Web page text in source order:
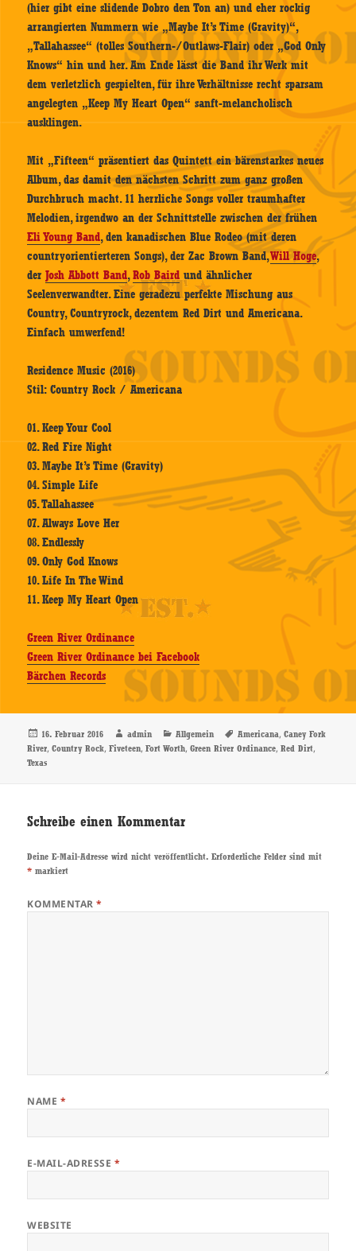
(hier gibt eine slidende Dobro den Ton an) und eher rockig
arrangierten Nummern wie „Maybe It’s Time (Gravity)“,
„Tallahassee“ (tolles Southern-/Outlaws-Flair) oder „God Only
Knows“ hin und her. Am Ende lässt die Band ihr Werk mit
dem verletzlich gespielten, für ihre Verhältnisse recht sparsam
angelegten „Keep My Heart Open“ sanft-melancholisch
ausklingen.
Mit „Fifteen“ präsentiert das Quintett ein bärenstarkes neues
Album, das damit den nächsten Schritt zum ganz großen
Durchbruch macht. 11 herrliche Songs voller traumhafter
Melodien, irgendwo an der Schnittstelle zwischen der frühen
Eli Young Band, den kanadischen Blue Rodeo (mit deren
countryorientierteren Songs), der Zac Brown Band,Will Hoge,
derJosh Abbott Band,Rob Baird und ähnlicher
Seelenverwandter. Eine geradezu perfekte Mischung aus
Country, Countryrock, dezentem Red Dirt und Americana.
Einfach umwerfend!
Residence Music (2016)
Stil: Country Rock / Americana
01. Keep Your Cool
02. Red Fire Night
03. Maybe It’s Time (Gravity)
04. Simple Life
05. Tallahassee
07. Always Love Her
08. Endlessly
09. Only God Knows
10. Life In The Wind
11. Keep My Heart Open
Green River Ordinance
Green River Ordinance bei Facebook
Bärchen Records
Veröffentlicht
am
16. Februar 2016 Autor
admin Kategorien
Allgemein Schlagwörter
Americana,Caney Fork
River,Country Rock,Fiveteen,Fort Worth,Green River Ordinance,Red Dirt,
Texas
Schreibe einen Kommentar
Deine E-Mail-Adresse wird nicht veröffentlicht. Erforderliche Felder sind mit
* markiert
KOMMENTAR*
NAME *
E-MAIL-ADRESSE *
WEBSITE